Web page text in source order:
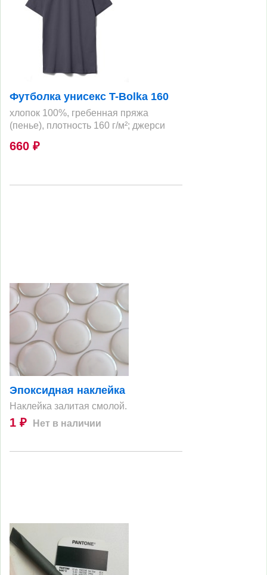
Футболка унисекс T-Bolka 160
хлопок 100%, гребенная пряжа
(пенье), плотность 160 г/м²; джерси
660 ₽
Эпоксидная наклейка
Наклейка залитая смолой.
1 ₽ Нет в наличии